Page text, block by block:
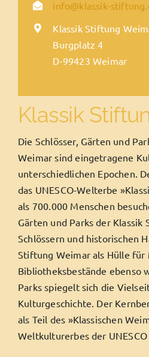
info@klassik-
Klassik Stiftung
Burgplatz 4
D-99423 Weimar
Klassik
Die Schlösser, Gärten und
Weimar sind eingetragene
unterschiedlichen Epochen.
das UNESCO-Welterbe
als 700.000 Menschen
Gärten und Parks der Klassik
Schlössern und historischen
Stiftung Weimar als Hülle für
Bibliotheksbestände ebenso
Parks spiegelt sich die
Kulturgeschichte. Der
als Teil des »Klassischen
Weltkulturerbes der